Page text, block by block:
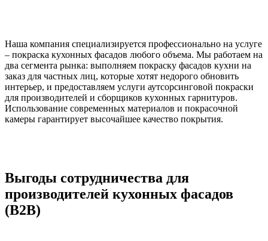
Наша компания специализируется профессионально на услуге
– покраска кухонных фасадов любого объема. Мы работаем на
два сегмента рынка: выполняем покраску фасадов кухни на
заказ для частных лиц, которые хотят недорого обновить
интерьер, и предоставляем услуги аутсорсинговой покраски
для производителей и сборщиков кухонных гарнитуров.
Использование современных материалов и покрасочной
камеры гарантирует высочайшее качество покрытия.
Выгоды сотрудничества для
производителей кухонных фасадов
(B2B)